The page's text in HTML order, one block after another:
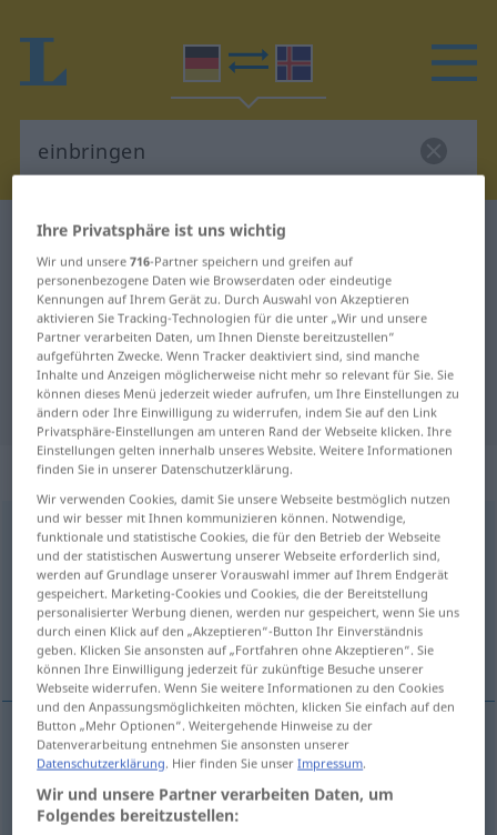
Deutsch-Isländisch Wörterbuch
Deutsch-Isländisch Übersetzung
für "einbringen"
"einbringen" Isländisch
Übersetzung
„einbringen“
einbringen
Übersicht aller Übersetzungen
(Für mehr Details die Übersetzung anklicken/antippen)
gefa af sér, vinna upp
gefaafsér einbringenGeschäft
vinnaupp einbringen Versäumtes
Ihre Privatsphäre ist uns wichtig
Wir und unsere716-Partner speichern und greifen auf
personenbezogene Daten wie Browserdaten oder eindeutige
Kennungen auf Ihrem Gerät zu. Durch Auswahl von Akzeptieren
aktivieren Sie Tracking-Technologien für die unter „Wir und unsere
Partner verarbeiten Daten, um Ihnen Dienste bereitzustellen“
aufgeführten Zwecke. Wenn Tracker deaktiviert sind, sind manche
Inhalte und Anzeigen möglicherweise nicht mehr so relevant für Sie. Sie
können dieses Menü jederzeit wieder aufrufen, um Ihre Einstellungen zu
ändern oder Ihre Einwilligung zu widerrufen, indem Sie auf den Link
Privatsphäre-Einstellungen am unteren Rand der Webseite klicken. Ihre
Einstellungen gelten innerhalb unseres Website. Weitere Informationen
finden Sie in unserer Datenschutzerklärung.
Wir verwenden Cookies, damit Sie unsere Webseite bestmöglich nutzen
und wir besser mit Ihnen kommunizieren können. Notwendige,
funktionale und statistische Cookies, die für den Betrieb der Webseite
und der statistischen Auswertung unserer Webseite erforderlich sind,
werden auf Grundlage unserer Vorauswahl immer auf Ihrem Endgerät
gespeichert. Marketing-Cookies und Cookies, die der Bereitstellung
personalisierter Werbung dienen, werden nur gespeichert, wenn Sie uns
durch einen Klick auf den „Akzeptieren“-Button Ihr Einverständnis
geben. Klicken Sie ansonsten auf „Fortfahren ohne Akzeptieren“. Sie
können Ihre Einwilligung jederzeit für zukünftige Besuche unserer
Webseite widerrufen. Wenn Sie weitere Informationen zu den Cookies
und den Anpassungsmöglichkeiten möchten, klicken Sie einfach auf den
Button „Mehr Optionen“. Weitergehende Hinweise zu der
Datenverarbeitung entnehmen Sie ansonsten unserer
Datenschutzerklärung. Hier finden Sie unserImpressum.
Wir und unsere Partner verarbeiten Daten, um
Folgendes bereitzustellen: